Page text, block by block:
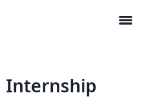
menu
Internship